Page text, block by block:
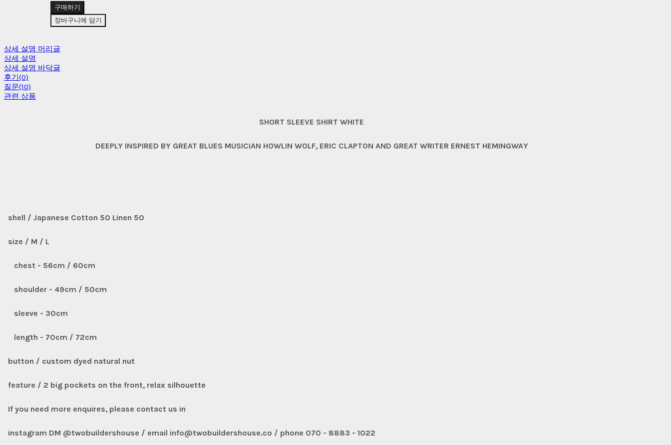
구매하기
장바구니에 담기
상세 설명 머리글
상세 설명
상세 설명 바닥글
후기(0)
질문(10)
관련 상품
SHORT SLEEVE SHIRT WHITE
DEEPLY INSPIRED BY GREAT BLUES MUSICIAN HOWLIN WOLF, ERIC CLAPTON AND GREAT WRITER ERNEST HEMINGWAY
shell / Japanese Cotton 50 Linen 50
size / M / L
chest - 56cm / 60cm
shoulder - 49cm / 50cm
sleeve - 30cm
length - 70cm / 72cm
button / custom dyed natural nut
feature / 2 big pockets on the front, relax silhouette
If you need more enquires, please contact us in
instagram DM @twobuildershouse / email info@twobuildershouse.co / phone 070 - 8883 - 1022